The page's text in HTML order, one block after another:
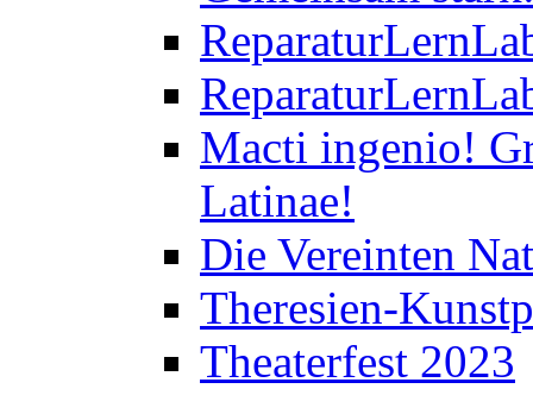
Macti ingenio!
Latinae!
Die Vereinten
Theresien-
Theaterfest 2023